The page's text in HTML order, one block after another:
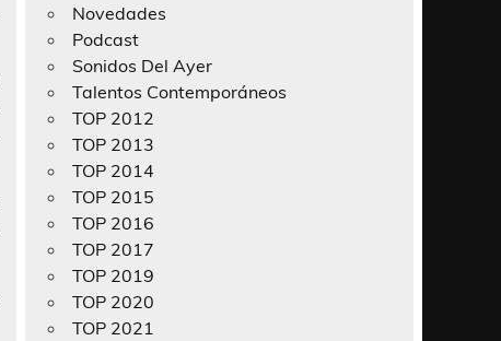
Novedades
Podcast
Sonidos Del Ayer
Talentos Contemporáneos
TOP 2012
TOP 2013
TOP 2014
TOP 2015
TOP 2016
TOP 2017
TOP 2019
TOP 2020
TOP 2021